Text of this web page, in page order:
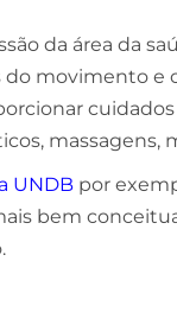
da área da
movimento e
massagens,
UNDB por
bem